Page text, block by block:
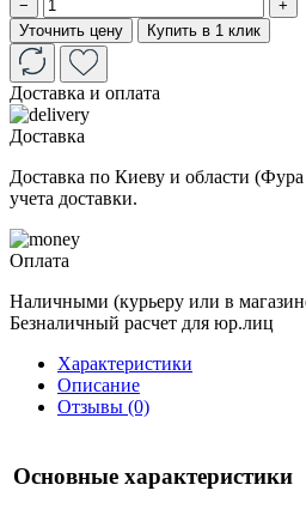
−
+
Уточнить цену
Купить в 1 клик
Доставка и оплата
Доставка
Доставка по Киеву и области
учета доставки.
Оплата
Наличными (курьеру или в
Безналичный расчет для юр.лиц
Характеристики
Описание
Отзывы (0)
Основные характеристики